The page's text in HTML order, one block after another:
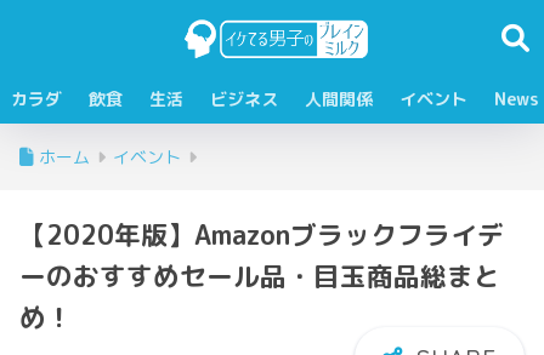
カラダ 飲食 生活 ビジネス 人間関係 イベント News
ホーム イベント
【2020年版】Amazonブラックフライデ
ーのおすすめセール品・目玉商品総まと
め！